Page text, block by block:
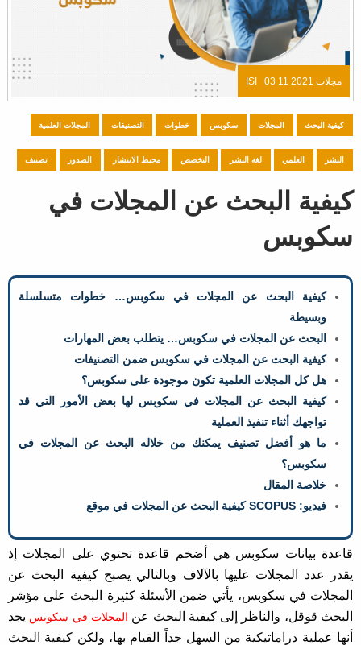
مجلات ISI 03 11 2021
كيفية البحث المجلات سكوبس خطوات التصنيفات المجلات العلمية
النشر العلمي لغة النشر التخصص محيط الانتشار الصدور تصنيف
كيفية البحث عن المجلات في
سكوبس
كيفية البحث عن المجلات في سكوبس… خطوات متسلسلة
وبسيطة
البحث عن المجلات في سكوبس… يتطلب بعض المهارات
كيفية البحث عن المجلات في سكوبس ضمن التصنيفات
هل كل المجلات العلمية تكون موجودة على سكوبس؟
كيفية البحث عن المجلات في سكوبس لها بعض الأمور التي قد
تواجهك أثناء تنفيذ العملية
ما هو أفضل تصنيف يمكنك من خلاله البحث عن المجلات في
سكوبس؟
خلاصة المقال
فيديو: SCOPUS كيفية البحث عن المجلات في موقع
قاعدة بيانات سكوبس هي أضخم قاعدة تحتوي على المجلات إذ
يقدر عدد المجلات عليها بالآلاف وبالتالي يصبح كيفية البحث عن
المجلات في سكوبس، يأتي ضمن الأسئلة كثيرة البحث على مؤشر
البحث قوقل، والناظر إلى كيفية البحث عن المجلات في سكوبس يجد
أنها عملية دراماتيكية من السهل جداً القيام بها، ولكن كيفية البحث